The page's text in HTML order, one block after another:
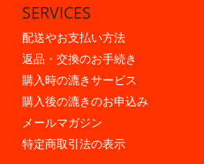
SERVICES
配送やお支払い方法
返品・交換のお手続き
購入時の漉きサービス
購入後の漉きのお申込み
メールマガジン
特定商取引法の表示